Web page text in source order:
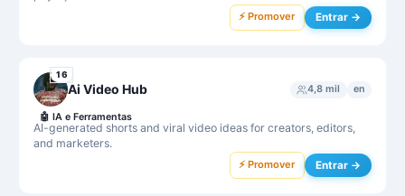
⚡ Promover Entrar →
16
Ai Video Hub 4,8 mil en
AI-generated shorts and viral video ideas for creators, editors,
and marketers.
🤖 IA e Ferramentas
⚡ Promover Entrar →